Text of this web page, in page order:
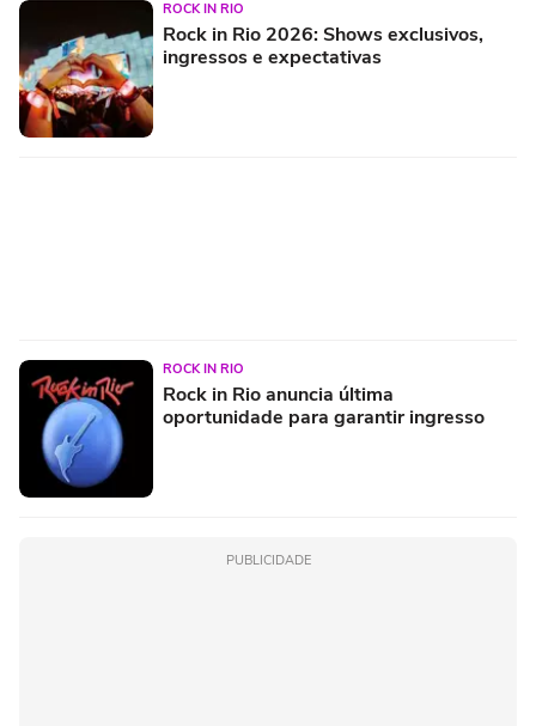
ROCK IN RIO
Rock in Rio 2026: Shows exclusivos,
ingressos e expectativas
ROCK IN RIO
Rock in Rio anuncia última
oportunidade para garantir ingresso
PUBLICIDADE